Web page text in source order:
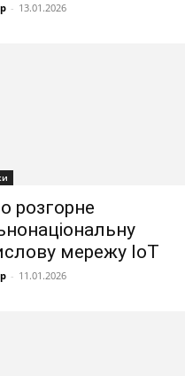
- 13.01.2026
розгорне
мережу IoT
- 11.01.2026